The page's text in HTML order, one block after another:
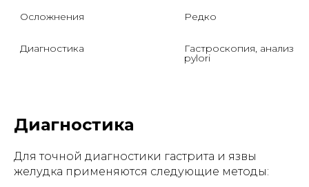
Осложнения
Редко
Диагностика Гастроскопия, анализ
pylori
Диагностика
Для точной диагностики гастрита и язвы
желудка применяются следующие методы: